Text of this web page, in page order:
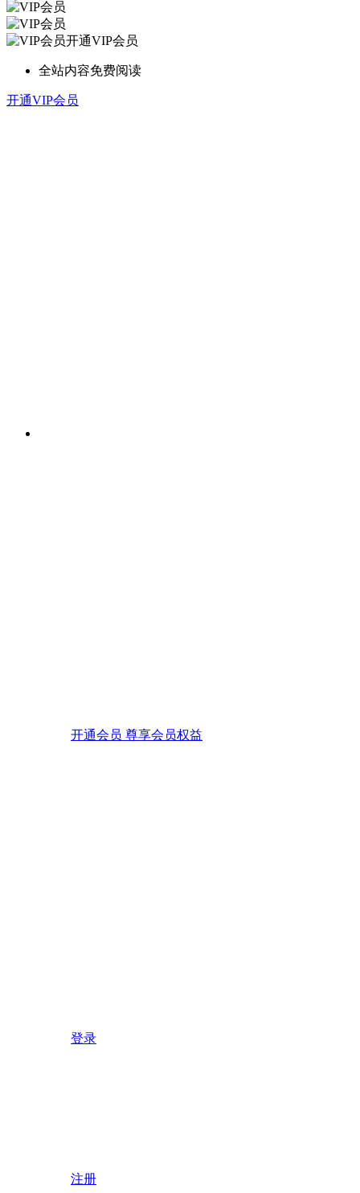
开通VIP会员
全站内容免费阅读
开通VIP会员
开通会员 尊享会员权益
登录
注册